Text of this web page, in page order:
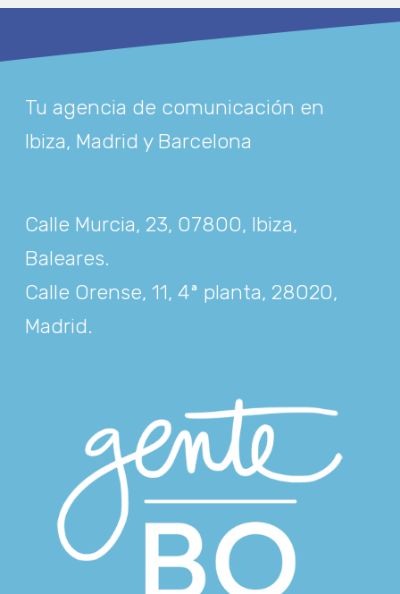
Tu agencia de comunicación en
Ibiza, Madrid y Barcelona
Calle Murcia, 23, 07800, Ibiza,
Baleares.
Calle Orense, 11, 4ª planta, 28020,
Madrid.